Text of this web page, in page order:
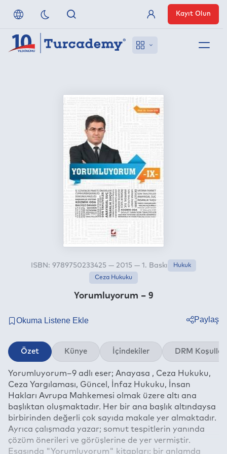
Anlaşmalı Yayınevleri
Üye Girişi
Kayıt Olun
Yorumluyorum – 9
ISBN: 9789750233425 — 2015 — 1. Baskı
Hukuk
Ceza Hukuku
Paylaş
Twitter
Linkedin
Whatsapp
E-mail
Özet Künye İçindekiler DRM Koşulları
Yorumluyorum–9 adlı eser; Anayasa , Ceza Hukuku,
Ceza Yargılaması, Güncel, İnfaz Hukuku, İnsan
Hakları Avrupa Mahkemesi olmak üzere altı ana
başlıktan oluşmaktadır. Her bir ana başlık altındaysa
birbirinden değerli çok sayıda makale yer almaktadır.
Ayrıca çalışmada yazar; somut tespitlerin yanında
çözüm önerileri ve görüşlerine de yer vermiştir.
Esasında "Yorumluyorum" kitapları; bir anlamda